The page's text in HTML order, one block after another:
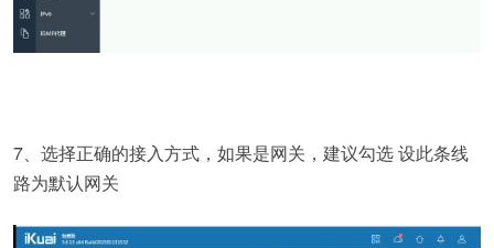
7、选择正确的接入方式，如果是网关，建议勾选 设此条线
路为默认网关